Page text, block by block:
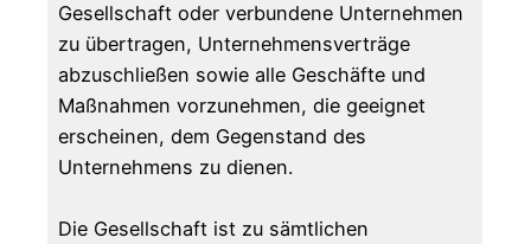
Gesellschaft oder verbundene Unternehmen
zu übertragen, Unternehmensverträge
abzuschließen sowie alle Geschäfte und
Maßnahmen vorzunehmen, die geeignet
erscheinen, dem Gegenstand des
Unternehmens zu dienen.
Die Gesellschaft ist zu sämtlichen